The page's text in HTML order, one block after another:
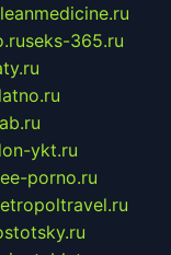
seks-365.ru
ykt.ru
porno.ru